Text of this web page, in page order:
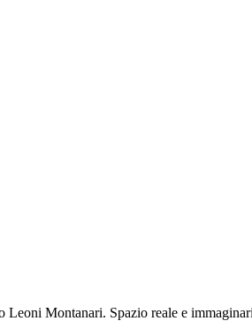
Montanari. Spazio reale e